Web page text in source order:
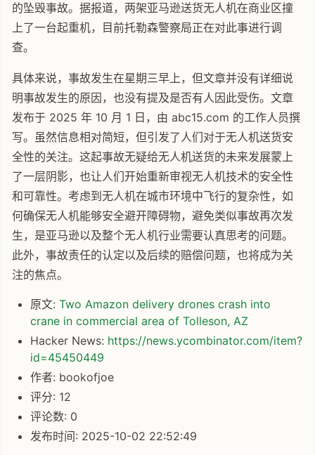
的坠毁事故。据报道，两架亚马逊送货无人机在商业区撞
上了一台起重机，目前托勒森警察局正在对此事进行调
查。
具体来说，事故发生在星期三早上，但文章并没有详细说
明事故发生的原因，也没有提及是否有人因此受伤。文章
发布于 2025 年 10 月 1 日，由 abc15.com 的工作人员撰
写。虽然信息相对简短，但引发了人们对于无人机送货安
全性的关注。这起事故无疑给无人机送货的未来发展蒙上
了一层阴影，也让人们开始重新审视无人机技术的安全性
和可靠性。考虑到无人机在城市环境中飞行的复杂性，如
何确保无人机能够安全避开障碍物，避免类似事故再次发
生，是亚马逊以及整个无人机行业需要认真思考的问题。
此外，事故责任的认定以及后续的赔偿问题，也将成为关
注的焦点。
原文: Two Amazon delivery drones crash into
crane in commercial area of Tolleson, AZ
Hacker News: https://news.ycombinator.com/item?
id=45450449
作者: bookofjoe
评分: 12
评论数: 0
发布时间: 2025-10-02 22:52:49